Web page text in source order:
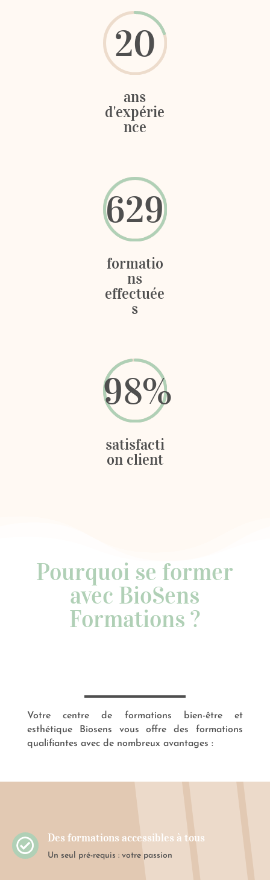
20
ans
d'expérie
nce
629
formatio
ns
effectuée
s
98%
satisfacti
on client
Pourquoi se former
avec BioSens
Formations ?
Votre centre de formations bien-être et
esthétique Biosens vous offre des formations
qualifiantes avec de nombreux avantages :
 Des formations accessibles à tous
Un seul pré-requis : votre passion